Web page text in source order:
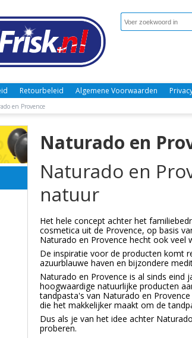
Retourbeleid Algemene Voorwaarden
en Provence
Naturado en
Naturado en
natuur
Het hele concept achter het
cosmetica uit de Provence, op basis
Naturado en Provence hecht ook veel
De inspiratie voor de producten komt
azuurblauwe haven en bijzondere
Naturado en Provence is al sinds eind
hoogwaardige natuurlijke producten
tandpasta's van Naturado en
die het makkelijker maakt om de
Dus als je van het idee achter
proberen.